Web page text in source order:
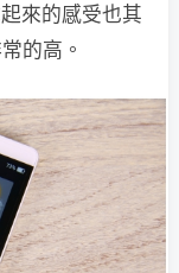
來的感受也其
的高。